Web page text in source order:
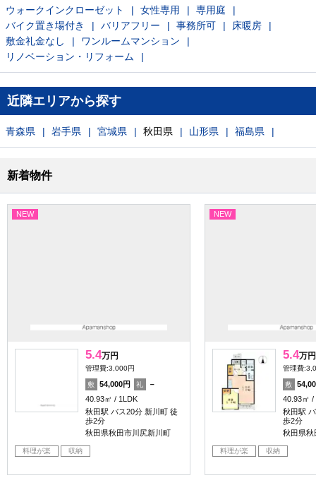
ウォークインクローゼット
女性専用
専用庭
バイク置き場付き
バリアフリー 事務所可
床暖房
敷金礼金なし
ワンルームマンション
リノベーション・リフォーム
近隣エリアから探す
青森県 岩手県 宮城県 秋田県 山形県 福島県
新着物件
NEW
5.4万円
管理費:3,000円
敷 54,000円 礼
－
40.93㎡
1LDK
秋田駅 バス20分 新川町 徒
歩2分
秋田県秋田市川尻新川町
料理が楽 収納
NEW
5.4万円
管理費
敷
40.93㎡
秋田駅
歩2分
秋田県秋
料理が楽 収納